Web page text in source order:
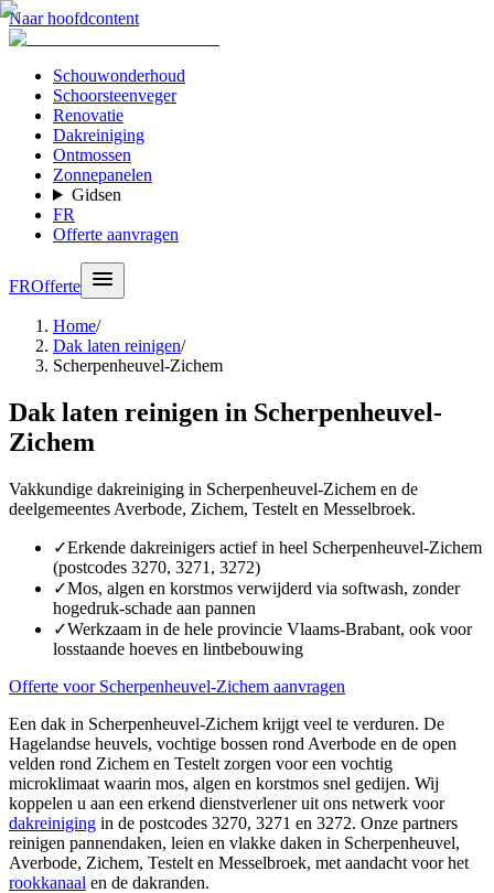
Naar hoofdcontent
Schouwonderhoud
Schoorsteenveger
Renovatie
Dakreiniging
Ontmossen
Zonnepanelen
Gidsen
FR
Offerte aanvragen
FROfferte
Home/
Dak laten reinigen/
Scherpenheuvel-Zichem
Dak laten reinigen in Scherpenheuvel-
Zichem
Vakkundige dakreiniging in Scherpenheuvel-Zichem en de
deelgemeentes Averbode, Zichem, Testelt en Messelbroek.
✓Erkende dakreinigers actief in heel Scherpenheuvel-Zichem
(postcodes 3270, 3271, 3272)
✓Mos, algen en korstmos verwijderd via softwash, zonder
hogedruk-schade aan pannen
✓Werkzaam in de hele provincie Vlaams-Brabant, ook voor
losstaande hoeves en lintbebouwing
Offerte voor Scherpenheuvel-Zichem aanvragen
Een dak in Scherpenheuvel-Zichem krijgt veel te verduren. De
Hagelandse heuvels, vochtige bossen rond Averbode en de open
velden rond Zichem en Testelt zorgen voor een vochtig
microklimaat waarin mos, algen en korstmos snel gedijen. Wij
koppelen u aan een erkend dienstverlener uit ons netwerk voor
dakreiniging in de postcodes 3270, 3271 en 3272. Onze partners
reinigen pannendaken, leien en vlakke daken in Scherpenheuvel,
Averbode, Zichem, Testelt en Messelbroek, met aandacht voor het
rookkanaal en de dakranden.